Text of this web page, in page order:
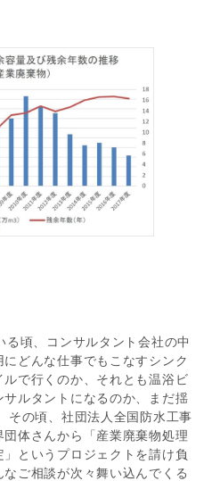
る頃、コンサルタント会社の中
どんな仕事でもこなすシンク
で行くのか、それとも温浴ビ
ルタントになるのか、まだ揺
その頃、社団法人全国防水工事
体さんから「産業廃棄物処理
というプロジェクトを請け負
ご相談が次々舞い込んでくる